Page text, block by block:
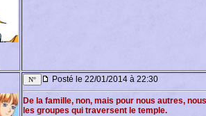
Posté le 22/01/2014 à 22:30
De la famille, non, mais pour nous autres,
les groupes qui traversent le temple.